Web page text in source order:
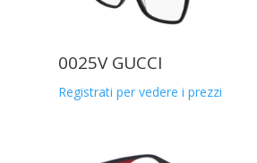
0025V GUCCI
Registrati per vedere i prezzi